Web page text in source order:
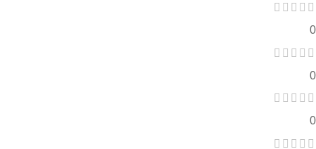
0
0
0